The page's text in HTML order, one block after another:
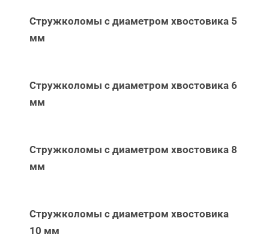
Стружколомы с диаметром хвостовика 5
мм
Стружколомы с диаметром хвостовика 6
мм
Стружколомы с диаметром хвостовика 8
мм
Стружколомы с диаметром хвостовика
10 мм